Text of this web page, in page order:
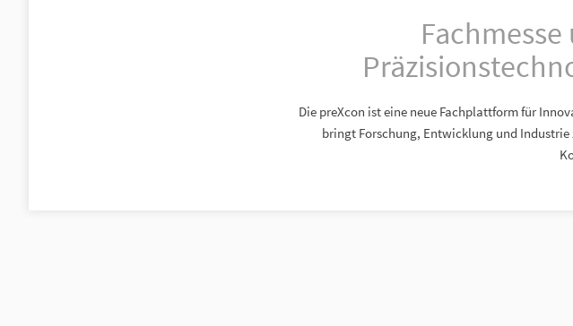
Die preXcon ist eine neue Fachplattform für
bringt Forschung, Entwicklung und